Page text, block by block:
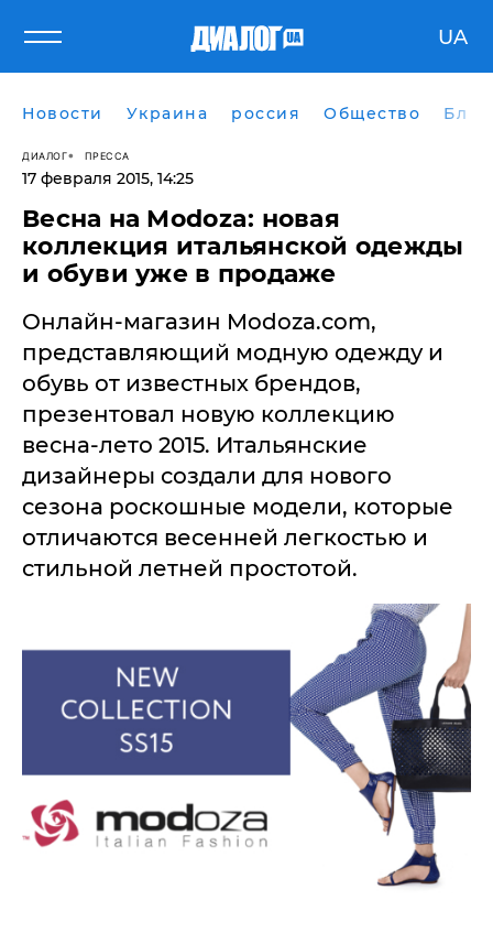
UA
Новости Украина россия Общество
ДИАЛОГ ПРЕССА
17 февраля 2015, 14:25
Весна на Modoza: новая
коллекция итальянской одежды
и обуви уже в продаже
Онлайн-магазин Modoza.com,
представляющий модную одежду и
обувь от известных брендов,
презентовал новую коллекцию
весна-лето 2015. Итальянские
дизайнеры создали для нового
сезона роскошные модели, которые
отличаются весенней легкостью и
стильной летней простотой.